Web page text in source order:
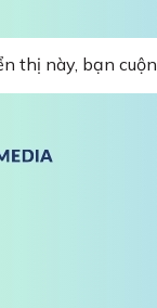
thị này, bạn